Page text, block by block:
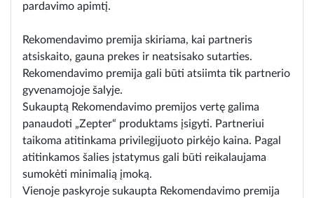
pardavimo apimtį.
Rekomendavimo premija skiriama, kai partneris
atsiskaito, gauna prekes ir neatsisako sutarties.
Rekomendavimo premija gali būti atsiimta tik partnerio
gyvenamojoje šalyje.
Sukauptą Rekomendavimo premijos vertę galima
panaudoti „Zepter“ produktams įsigyti. Partneriui
taikoma atitinkama privilegijuoto pirkėjo kaina. Pagal
atitinkamos šalies įstatymus gali būti reikalaujama
sumokėti minimalią įmoką.
Vienoje paskyroje sukaupta Rekomendavimo premija